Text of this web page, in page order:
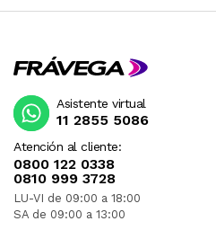
Atención al cliente:
0800 122 0338
0810 999 3728
LU-VI de 09:00 a 18:00
SA de 09:00 a 13:00
Asistente virtual
11 2855 5086